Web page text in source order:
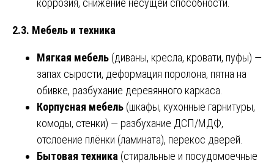
коррозия, снижение несущей способности.
2.3. Мебель и техника
Мягкая мебель (диваны, кресла, кровати, пуфы) —
запах сырости, деформация поролона, пятна на
обивке, разбухание деревянного каркаса.
Корпусная мебель (шкафы, кухонные гарнитуры,
комоды, стенки) — разбухание ДСП/МДФ,
отслоение плёнки (ламината), перекос дверей.
Бытовая техника (стиральные и посудомоечные